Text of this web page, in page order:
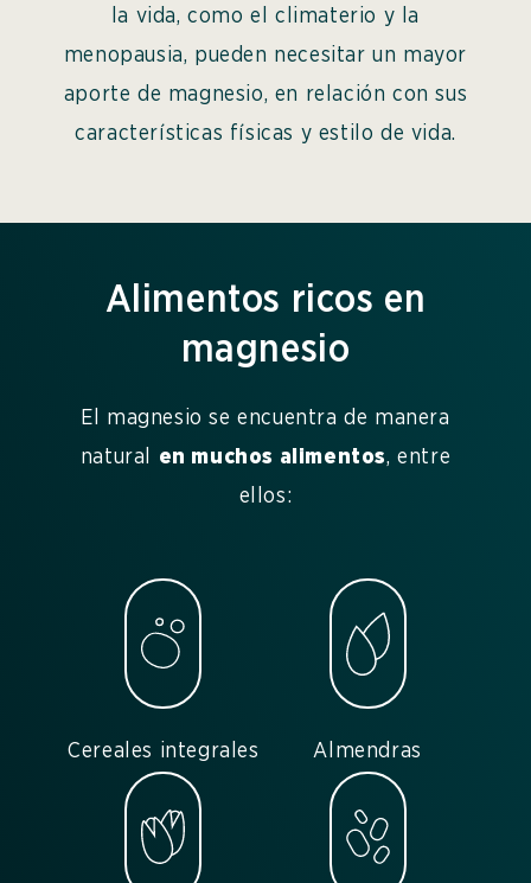
la vida, como el climaterio y la
menopausia, pueden necesitar un mayor
aporte de magnesio, en relación con sus
características físicas y estilo de vida.
Alimentos ricos en
magnesio
El magnesio se encuentra de manera
natural en muchos alimentos, entre
ellos:
Cereales integrales Almendras